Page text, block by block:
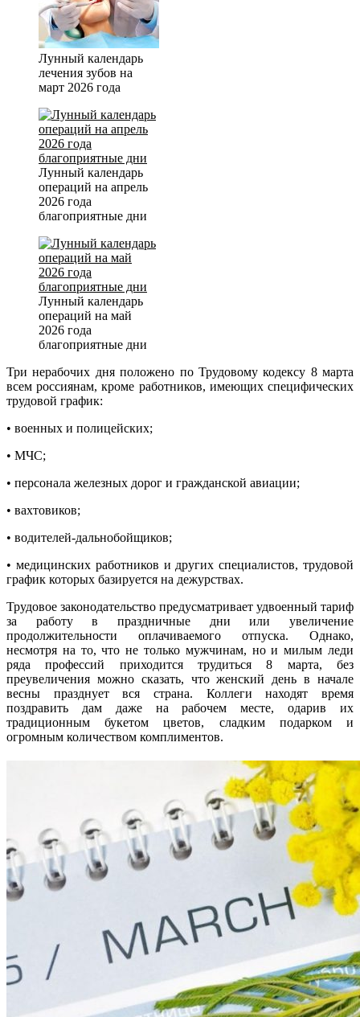
Лунный календарь
лечения зубов на
март 2026 года
Лунный календарь
операций на апрель
2026 года
благоприятные дни
Лунный календарь
операций на май
2026 года
благоприятные дни
Три нерабочих дня положено по Трудовому кодексу 8 марта
всем россиянам, кроме работников, имеющих специфических
трудовой график:
• военных и полицейских;
• МЧС;
• персонала железных дорог и гражданской авиации;
• вахтовиков;
• водителей-дальнобойщиков;
• медицинских работников и других специалистов, трудовой
график которых базируется на дежурствах.
Трудовое законодательство предусматривает удвоенный тариф
за работу в праздничные дни или увеличение
продолжительности оплачиваемого отпуска. Однако,
несмотря на то, что не только мужчинам, но и милым леди
ряда профессий приходится трудиться 8 марта, без
преувеличения можно сказать, что женский день в начале
весны празднует вся страна. Коллеги находят время
поздравить дам даже на рабочем месте, одарив их
традиционным букетом цветов, сладким подарком и
огромным количеством комплиментов.